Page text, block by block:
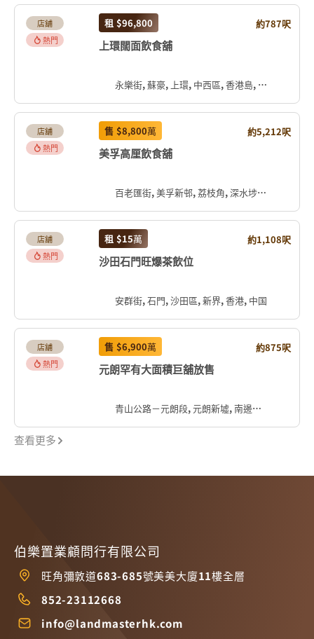
查看更多
店舖
熱門
租 $96,800 約787呎
上環闊面飲食舖
永樂街, 蘇豪, 上環, 中西區, 香港島, 香港, 中国
店舖
熱門
售 $8,800萬 約5,212呎
美孚高厘飲食舖
百老匯街, 美孚新邨, 荔枝角, 深水埗區, 九龍, 香港, 中国
店舖
熱門
租 $15萬 約1,108呎
沙田石門旺爆茶飲位
安群街, 石門, 沙田區, 新界, 香港, 中国
店舖
熱門
售 $6,900萬 約875呎
元朗罕有大面積巨舖放售
青山公路－元朗段, 元朗新墟, 南邊圍, 元朗區, 新界, 香港, 中国
伯樂置業顧問行有限公司
旺角彌敦道683-685號美美大廈11樓全層
852-23112668
info@landmasterhk.com